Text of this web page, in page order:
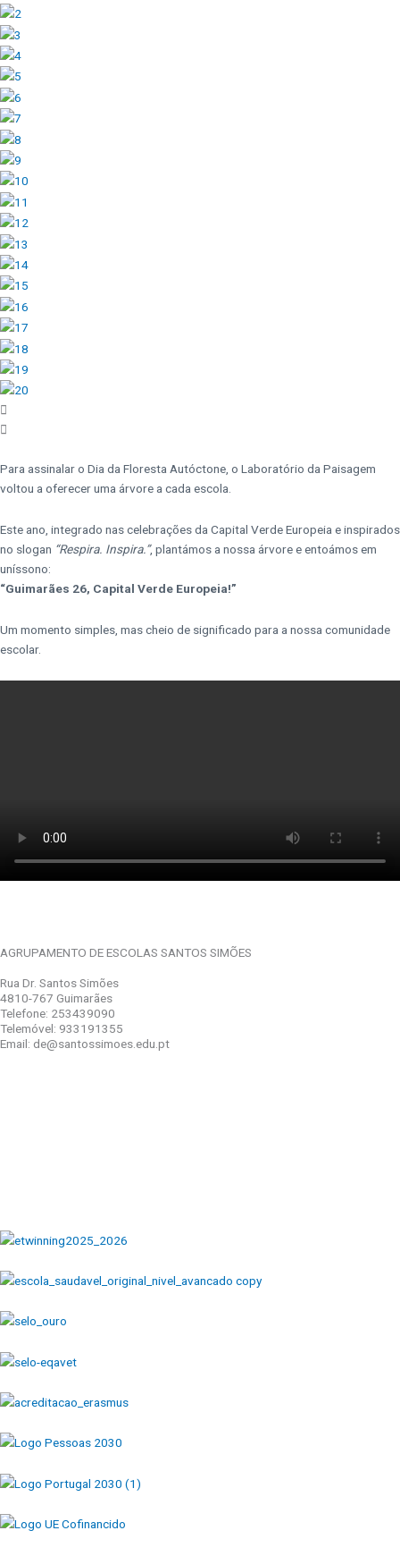
Para assinalar o Dia da Floresta Autóctone, o Laboratório da Paisagem
voltou a oferecer uma árvore a cada escola.
Este ano, integrado nas celebrações da Capital Verde Europeia e inspirados
no slogan “Respira. Inspira.”, plantámos a nossa árvore e entoámos em
uníssono:
“Guimarães 26, Capital Verde Europeia!”
Um momento simples, mas cheio de significado para a nossa comunidade
escolar.
AGRUPAMENTO DE ESCOLAS SANTOS SIMÕES
Rua Dr. Santos Simões
4810-767 Guimarães
Telefone: 253439090
Telemóvel: 933191355
Email: de@santossimoes.edu.pt